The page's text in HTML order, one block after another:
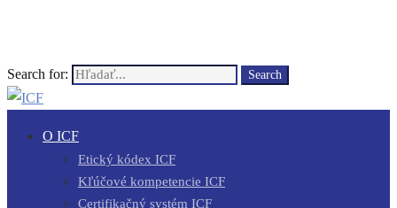
Search for: Search
O ICF
Etický kódex ICF
Kľúčové kompetencie ICF
Certifikačný systém ICF